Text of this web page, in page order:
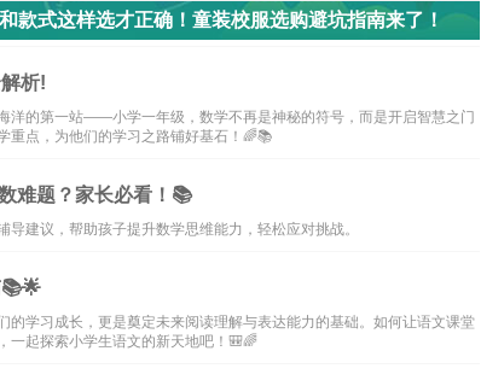
款式这样选才正确！童装校服选购避坑指南来了！
析!
洋的第一站——小学一年级，数学不再是神秘的符号，而是开启智慧之门
重点，为他们的学习之路铺好基石！🌈📚
难题？家长必看！📚
建议，帮助孩子提升数学思维能力，轻松应对挑战。
学习成长，更是奠定未来阅读理解与表达能力的基础。如何让语文课堂
一起探索小学生语文的新天地吧！🎒🌈